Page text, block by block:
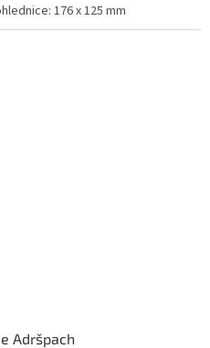
176 x 125 mm
Adršpach